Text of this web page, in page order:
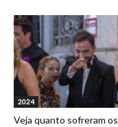
2024
Veja quanto sofreram os